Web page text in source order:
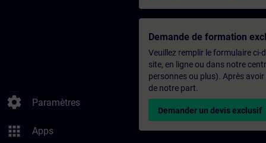
settings Paramètres
apps Apps
Demande de formation
Veuillez remplir le formulaire
site, en ligne ou dans notre
personnes ou plus). Après
de notre part.
Demander un devis exclusif